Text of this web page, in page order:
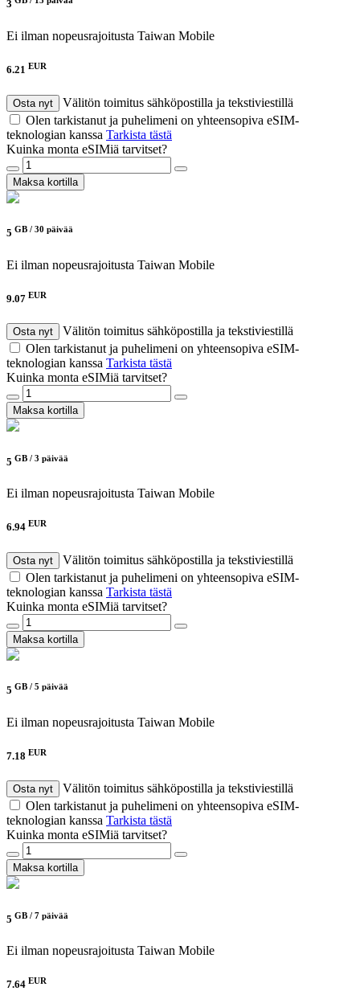
3
Ei ilman nopeusrajoitusta Taiwan Mobile
6.21 EUR
Osta nyt
Välitön toimitus sähköpostilla ja tekstiviestillä
Olen tarkistanut ja puhelimeni on yhteensopiva eSIM-
teknologian kanssa Tarkista tästä
Kuinka monta eSIMiä tarvitset?
Maksa kortilla
5 GB / 30 päivää
Ei ilman nopeusrajoitusta Taiwan Mobile
9.07 EUR
Osta nyt
Välitön toimitus sähköpostilla ja tekstiviestillä
Olen tarkistanut ja puhelimeni on yhteensopiva eSIM-
teknologian kanssa Tarkista tästä
Kuinka monta eSIMiä tarvitset?
Maksa kortilla
5 GB / 3 päivää
Ei ilman nopeusrajoitusta Taiwan Mobile
6.94 EUR
Osta nyt
Välitön toimitus sähköpostilla ja tekstiviestillä
Olen tarkistanut ja puhelimeni on yhteensopiva eSIM-
teknologian kanssa Tarkista tästä
Kuinka monta eSIMiä tarvitset?
Maksa kortilla
5 GB / 5 päivää
Ei ilman nopeusrajoitusta Taiwan Mobile
7.18 EUR
Osta nyt
Välitön toimitus sähköpostilla ja tekstiviestillä
Olen tarkistanut ja puhelimeni on yhteensopiva eSIM-
teknologian kanssa Tarkista tästä
Kuinka monta eSIMiä tarvitset?
Maksa kortilla
5 GB / 7 päivää
Ei ilman nopeusrajoitusta Taiwan Mobile
7.64 EUR